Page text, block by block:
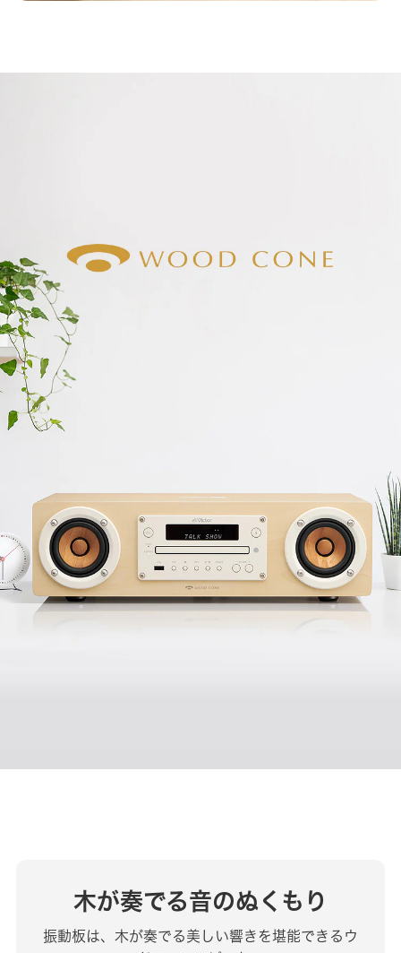
木が奏でる音のぬくもり
振動板は、木が奏でる美しい響きを堪能できるウ